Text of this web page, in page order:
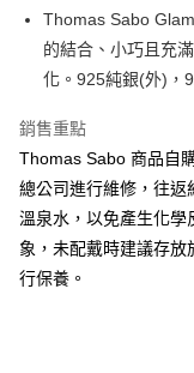
街口支付
悠遊付
運送方式
黑貓宅急便
每筆NT$100，滿
Thomas Sabo
的結合、小巧且充
化。925純銀(外)，
銷售重點
Thomas Sabo 商品自
總公司進行維修，往返
溫泉水，以免產生化學
象，未配戴時建議存
行保養。